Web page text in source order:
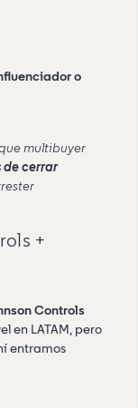
o
multibuyer
de cerrar
+
Controls
en LATAM, pero
entramos